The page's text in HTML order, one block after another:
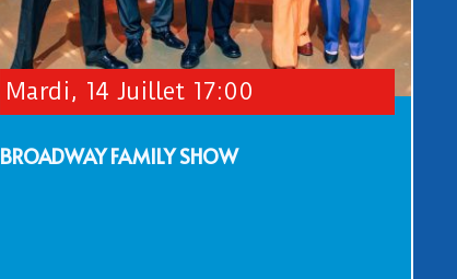
Mardi, 14 Juillet 17:00
BROADWAY FAMILY SHOW